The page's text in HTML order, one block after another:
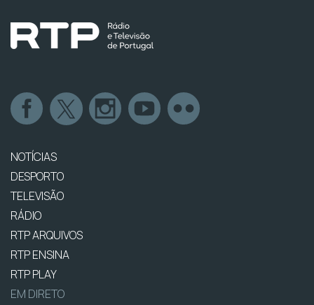
NOTÍCIAS
DESPORTO
TELEVISÃO
RÁDIO
RTP ARQUIVOS
RTP ENSINA
RTP PLAY
EM DIRETO